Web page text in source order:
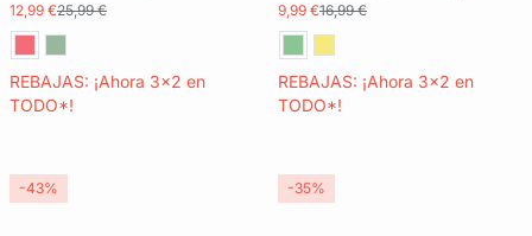
12,99 €25,99 €
REBAJAS: ¡Ahora 3x2 en
TODO*!
9,99 €16,99 €
REBAJAS: ¡Ahora 3x2 en
TODO*!
-43% -35%